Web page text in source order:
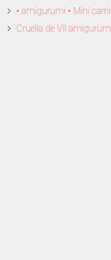
• amigurumi • Mini
Cruella de Vil